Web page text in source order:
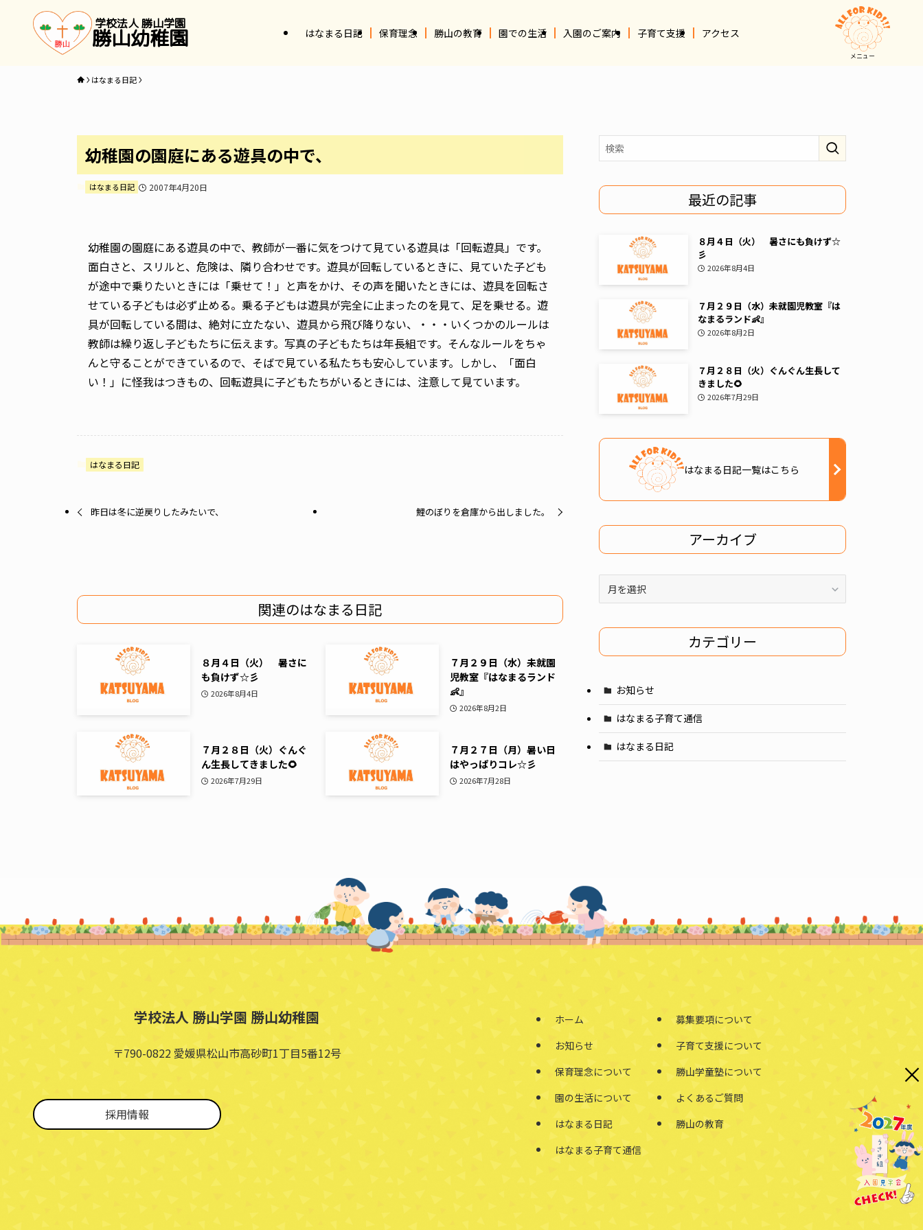
学校法人 勝山学園
勝山幼稚園 はなまる日記 保育理念 勝山の教育 園での生活 入園のご案内 子育て支援 アクセス
メニュー
はなまる日記
幼稚園の園庭にある遊具の中で、
はなまる日記 2007年4月20日
幼稚園の園庭にある遊具の中で、教師が一番に気をつけて見ている遊具は「回転遊具」です。
面白さと、スリルと、危険は、隣り合わせです。遊具が回転しているときに、見ていた子ども
が途中で乗りたいときには「乗せて！」と声をかけ、その声を聞いたときには、遊具を回転さ
せている子どもは必ず止める。乗る子どもは遊具が完全に止まったのを見て、足を乗せる。遊
具が回転している間は、絶対に立たない、遊具から飛び降りない、・・・いくつかのルールは
教師は繰り返し子どもたちに伝えます。写真の子どもたちは年長組です。そんなルールをちゃ
んと守ることができているので、そばで見ている私たちも安心しています。しかし、「面白
い！」に怪我はつきもの、回転遊具に子どもたちがいるときには、注意して見ています。
はなまる日記
昨日は冬に逆戻りしたみたいで、 鯉のぼりを倉庫から出しました。
関連のはなまる日記
８月４日（火） 暑さに
も負けず☆彡
2026年8月4日
７月２９日（水）未就園
児教室『はなまるランド
👶』
2026年8月2日
７月２８日（火）ぐんぐ
ん生長してきました🌻
2026年7月29日
７月２７日（月）暑い日
はやっぱりコレ☆彡
2026年7月28日
最近の記事
８月４日（火） 暑さにも負けず☆
彡
2026年8月4日
７月２９日（水）未就園児教室『は
なまるランド👶』
2026年8月2日
７月２８日（火）ぐんぐん生長して
きました🌻
2026年7月29日
はなまる日記一覧はこちら
アーカイブ
イ
カテゴリー
お知らせ
はなまる子育て通信
はなまる日記
学校法人 勝山学園 勝山幼稚園
〒790-0822 愛媛県松山市高砂町1丁目5番12号
採用情報
ホーム
お知らせ
保育理念について
園の生活について
はなまる日記
はなまる子育て通信
募集要項について
子育て支援について
勝山学童塾について
よくあるご質問
勝山の教育
×